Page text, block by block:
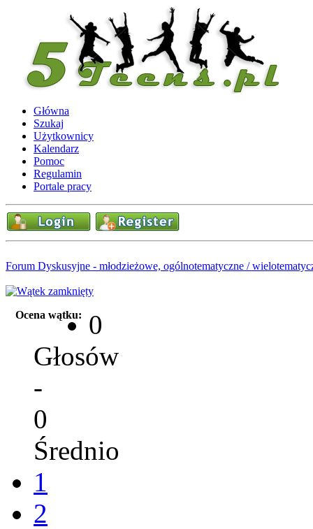
Główna
Szukaj
Użytkownicy
Kalendarz
Pomoc
Regulamin
Portale pracy
Forum Dyskusyjne - młodzieżowe, ogólnotematyczne /
Ocena wątku:
0
Głosów
-
0
Średnio
1
2